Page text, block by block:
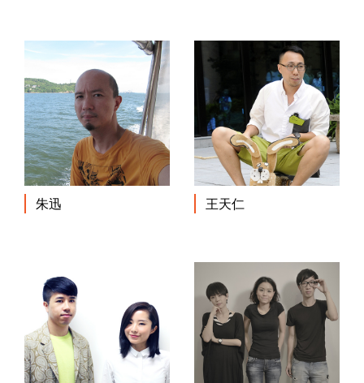
朱迅 王天仁